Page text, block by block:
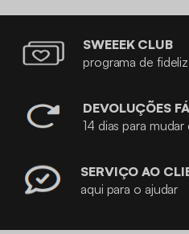
SWEEEK CLUB
programa de
DEVOLUÇÕES
14 dias para mudar
SERVIÇO AO
aqui para o ajudar